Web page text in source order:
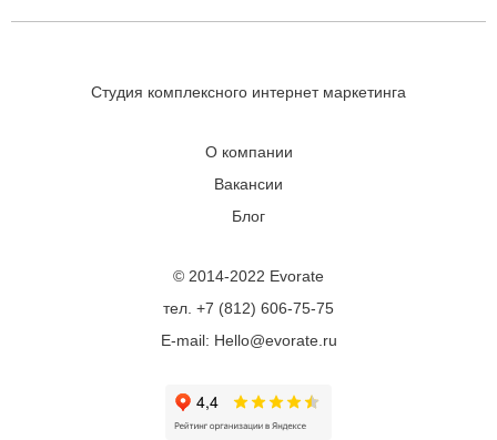
Студия комплексного интернет маркетинга
О компании
Вакансии
Блог
© 2014-2022 Evorate
тел. +7 (812) 606-75-75
E-mail: Hello@evorate.ru